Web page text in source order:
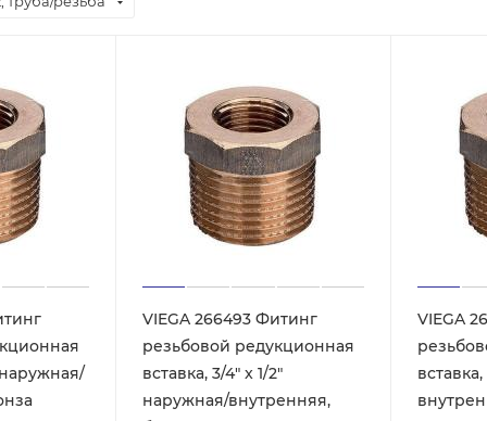
наружная/
VIEGA 266493 Фитинг
резьбовой редукционная
вставка, 3/4" x 1/2"
наружная/внутренняя,
VIEGA